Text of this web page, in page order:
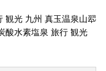
観光 九州 真玉温泉山翆
酸水素塩泉 旅行 観光